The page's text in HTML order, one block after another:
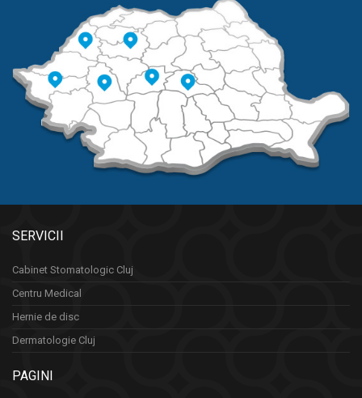
SERVICII
Cabinet Stomatologic Cluj
Centru Medical
Hernie de disc
Dermatologie Cluj
PAGINI